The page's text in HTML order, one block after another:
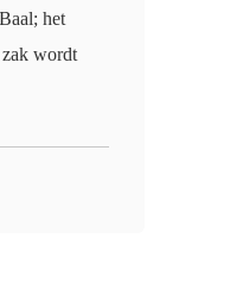
het
zak wordt